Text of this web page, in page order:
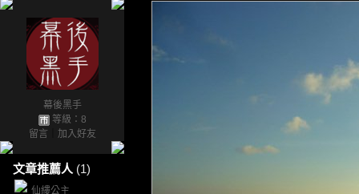
幕後黑手
等級：8
留言
加入好友
文章推薦人 (1)
仙縷公主